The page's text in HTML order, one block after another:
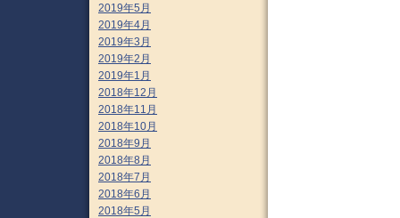
2019年5月
2019年4月
2019年3月
2019年2月
2019年1月
2018年12月
2018年11月
2018年10月
2018年9月
2018年8月
2018年7月
2018年6月
2018年5月